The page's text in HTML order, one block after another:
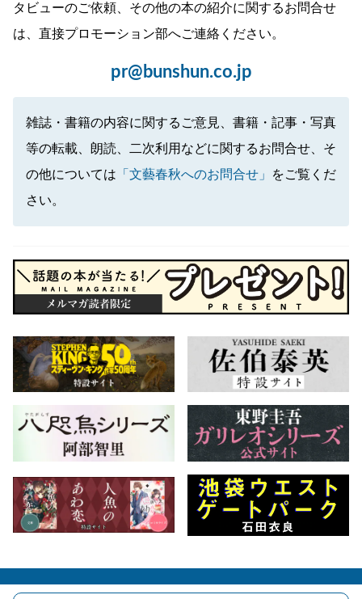
タビューのご依頼、その他の本の紹介に関するお問合せ
は、直接プロモーション部へご連絡ください。
pr@bunshun.co.jp
雑誌・書籍の内容に関するご意見、書籍・記事・写真
等の転載、朗読、二次利用などに関するお問合せ、そ
の他については 「文藝春秋へのお問合せ」
をご覧くだ
さい。
会社概要 自費出版のご案内 お問合せ